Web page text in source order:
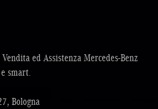
ed Assistenza Mercedes-Benz
smart.
Bologna